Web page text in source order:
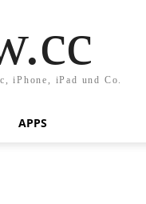
iPhone, iPad und Co.
APPS